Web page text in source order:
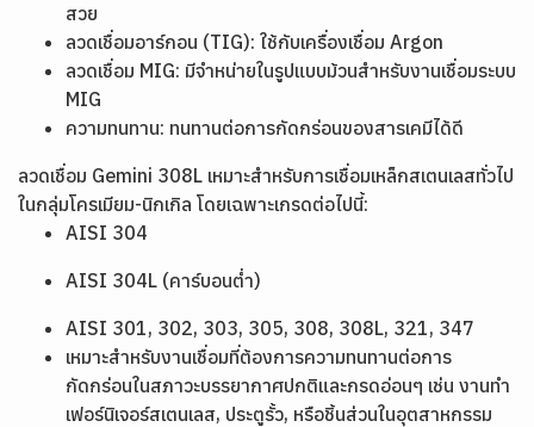
สวย
ลวดเชื่อมอาร์กอน (TIG): ใช้กับเครื่องเชื่อม Argon
ลวดเชื่อม MIG: มีจำหน่ายในรูปแบบม้วนสำหรับงานเชื่อมระบบ
MIG
ความทนทาน: ทนทานต่อการกัดกร่อนของสารเคมีได้ดี
ลวดเชื่อม Gemini 308L เหมาะสำหรับการเชื่อมเหล็กสเตนเลสทั่วไป
ในกลุ่มโครเมียม-นิกเกิล โดยเฉพาะเกรดต่อไปนี้:
AISI 304
AISI 304L (คาร์บอนต่ำ)
AISI 301, 302, 303, 305, 308, 308L, 321, 347
เหมาะสำหรับงานเชื่อมที่ต้องการความทนทานต่อการ
กัดกร่อนในสภาวะบรรยากาศปกติและกรดอ่อนๆ เช่น งานทำ
เฟอร์นิเจอร์สเตนเลส, ประตูรั้ว, หรือชิ้นส่วนในอุตสาหกรรม